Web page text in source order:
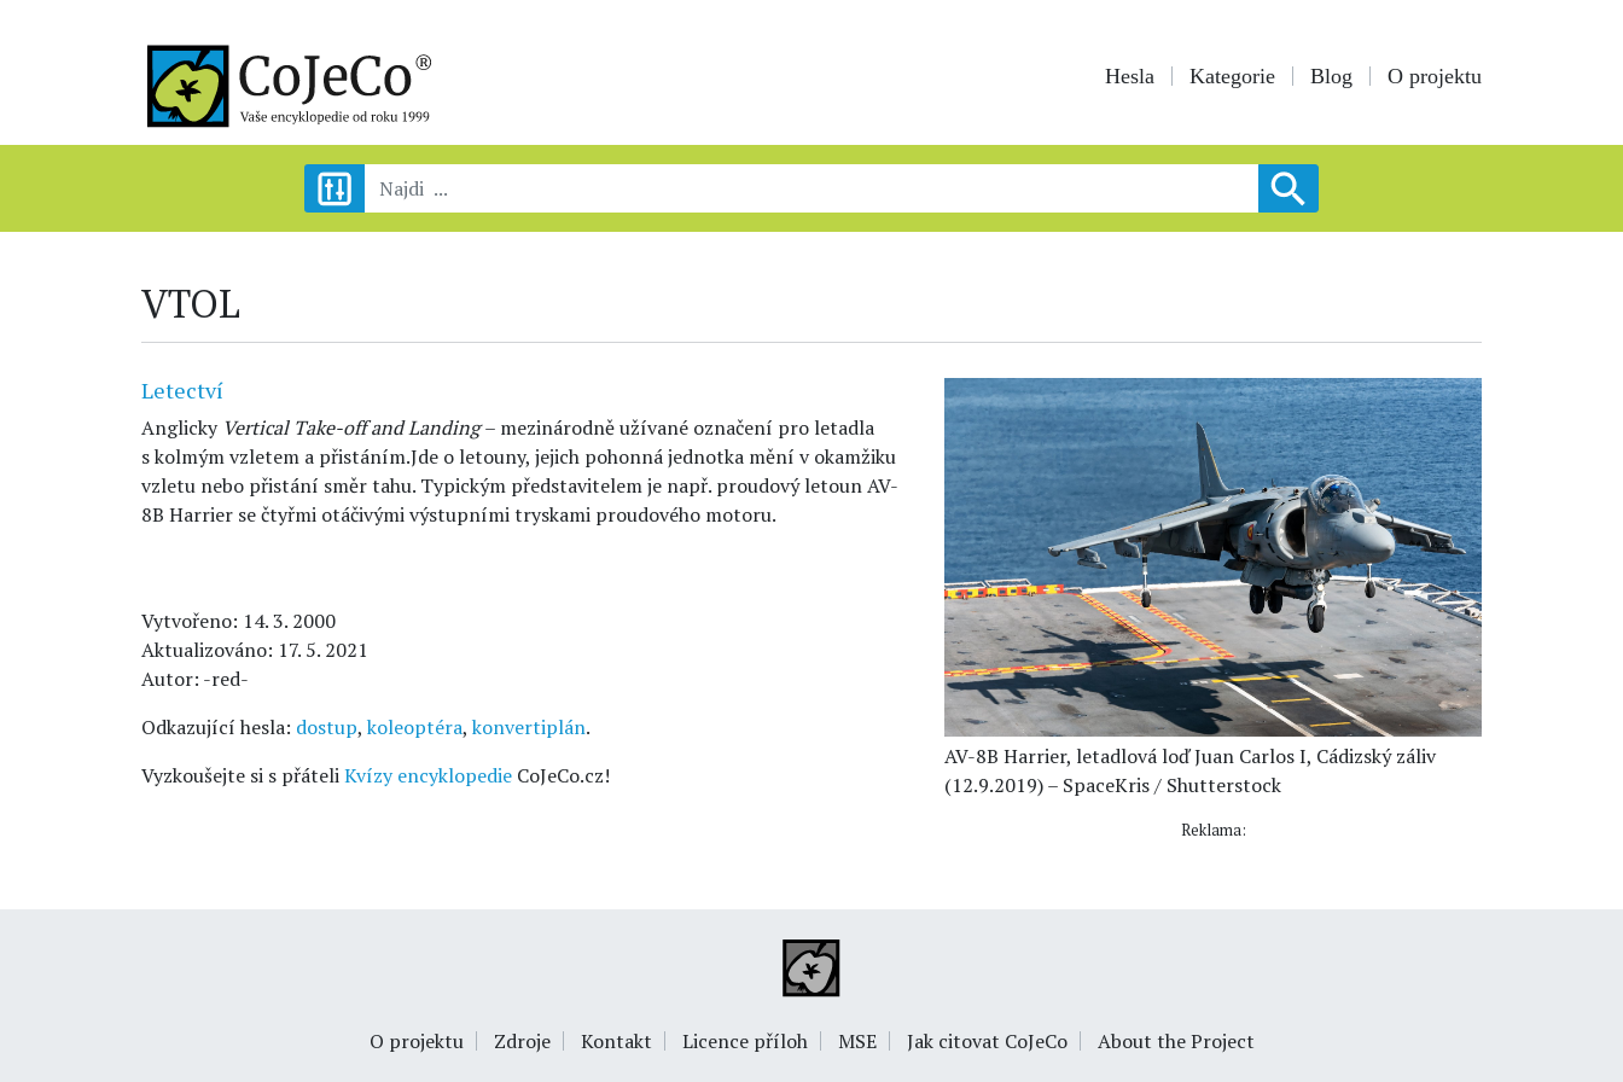
Hesla Kategorie Blog O projektu
VTOL
Letectví
Anglicky Vertical Take-off and Landing– mezinárodně užívané označení pro letadla
s kolmým vzletem a přistáním.Jde o letouny, jejich pohonná jednotka mění v okamžiku
vzletu nebo přistání směr tahu. Typickým představitelem je např. proudový letoun AV-
8B Harrier se čtyřmi otáčivými výstupními tryskami proudového motoru.
Vytvořeno: 14. 3. 2000
Aktualizováno: 17. 5. 2021
Autor: -red-
Odkazující hesla: dostup,koleoptéra,konvertiplán.
Vyzkoušejte si s přáteliKvízy encyklopedie CoJeCo.cz!
AV-8B Harrier, letadlová loď Juan Carlos I, Cádizský záliv
(12.9.2019) – SpaceKris / Shutterstock
Reklama:
O projektu Zdroje Kontakt Licence příloh MSE Jak citovat CoJeCo About the Project